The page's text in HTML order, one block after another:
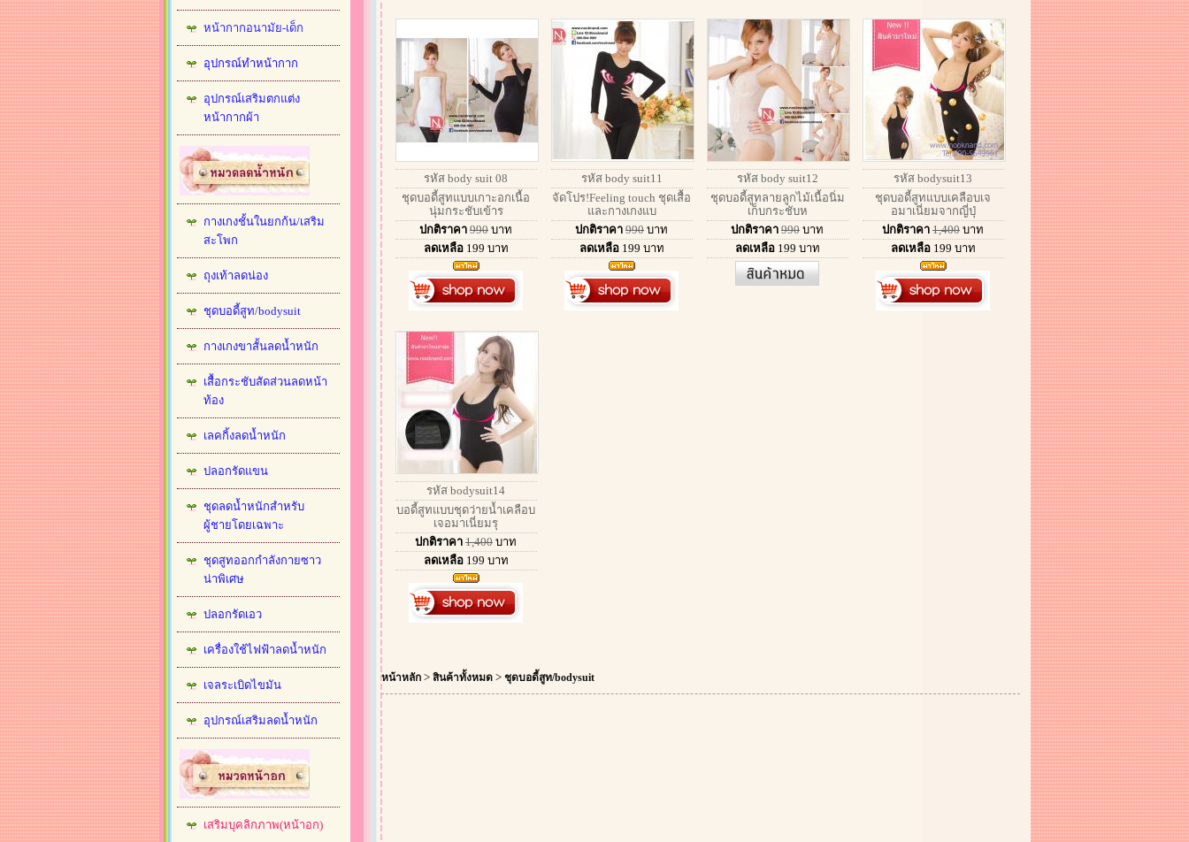
หน้ากากอนามัย-เด็ก
อุปกรณ์ทำหน้ากาก
อุปกรณ์เสริมตกแต่ง
หน้ากากผ้า
กางเกงชั้นในยกก้น/เสริม
สะโพก
ถุงเท้าลดน่อง
ชุดบอดี้สูท/bodysuit
กางเกงขาสั้นลดน้ำหนัก
เสื้อกระชับสัดส่วนลดหน้า
ท้อง
เลคกิ้งลดน้ำหนัก
ปลอกรัดแขน
ชุดลดน้ำหนักสำหรับ
ผู้ชายโดยเฉพาะ
ชุดสูทออกกำลังกายซาว
น่าพิเศษ
ปลอกรัดเอว
เครื่องใช้ไฟฟ้าลดน้ำหนัก
เจลระเบิดไขมัน
อุปกรณ์เสริมลดน้ำหนัก
เสริมบุคลิกภาพ(หน้าอก)
รหัส body suit 08
ชุดบอดี้สูทแบบเกาะอกเนื้อ
นุ่มกระชับเข้าร
ปกติราคา 990 บาท
ลดเหลือ 199 บาท
รหัส body suit11
จัดโปร!Feeling touch ชุดเสื้อ
และกางเกงแบ
ปกติราคา 990 บาท
ลดเหลือ 199 บาท
รหัส body suit12
ชุดบอดี้สูทลายลูกไม้เนื้อนิ่ม
เก็บกระชับห
ปกติราคา 990 บาท
ลดเหลือ 199 บาท
รหัส bodysuit13
ชุดบอดี้สูทแบบเคลือบเจ
อมาเนี่ยมจากญี่ปุ่
ปกติราคา 1,400 บาท
ลดเหลือ 199 บาท
รหัส bodysuit14
บอดี้สูทแบบชุดว่ายน้ำเคลือบ
เจอมาเนี่ยมรุ
ปกติราคา 1,400 บาท
ลดเหลือ 199 บาท
หน้าหลัก> สินค้าทั้งหมด> ชุดบอดี้สูท/bodysuit